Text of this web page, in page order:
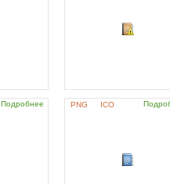
Подробнее PNG ICO